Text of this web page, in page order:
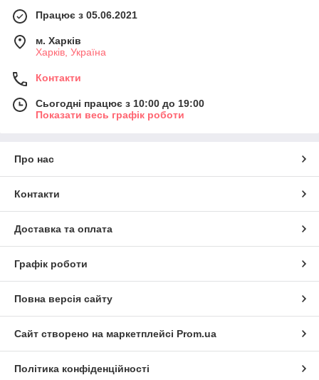
Працює з 05.06.2021
м. Харків
Харків, Україна
Контакти
Сьогодні працює з 10:00 до 19:00
Показати весь графік роботи
Про нас
Контакти
Доставка та оплата
Графік роботи
Повна версія сайту
Сайт створено на маркетплейсі Prom.ua
Політика конфіденційності